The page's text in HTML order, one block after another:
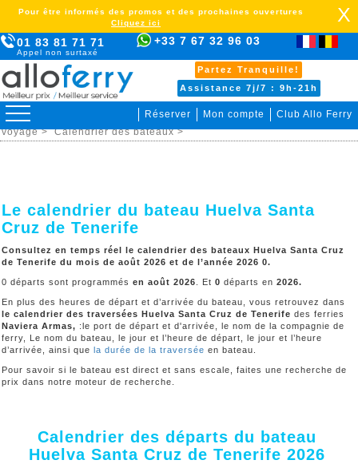
01 83 81 71 71
Appel non surtaxé
+33 7 67 32 96 03
Partez Tranquille!
Assistance 7j/7 : 9h-21h
Réserver Mon compte Club Allo Ferry
Pour être informés des promos et des prochaines ouvertures
Cliquez ici
X
> Huelva Santa Cruz de Tenerife >
Organiser votre
voyage > Calendrier des bateaux >
Le calendrier du bateau Huelva Santa
Cruz de Tenerife
Consultez en temps réel le calendrier des bateaux Huelva Santa Cruz
de Tenerife du mois de août 2026 et de l’année 2026 0.
0 départs sont programmés en août 2026 . Et 0 départs en 2026.
En plus des heures de départ et d’arrivée du bateau, vous retrouvez dans
le calendrier des traversées Huelva Santa Cruz de Tenerife des ferries
Naviera Armas, :le port de départ et d'arrivée, le nom de la compagnie de
ferry, Le nom du bateau, le jour et l’heure de départ, le jour et l’heure
d’arrivée, ainsi que la durée de la traversée en bateau.
Pour savoir si le bateau est direct et sans escale, faites une recherche de
prix dans notre moteur de recherche.
Calendrier des départs du bateau
Huelva Santa Cruz de Tenerife 2026